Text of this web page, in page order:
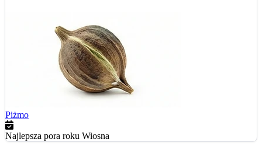
Piżmo
Najlepsza pora roku Wiosna